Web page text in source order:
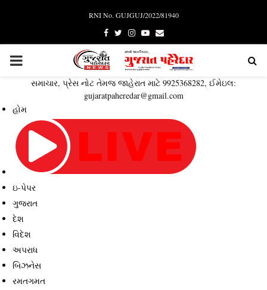
RNI No. GUJGUJ/2022/81940
Facebook
TwitterInstagram
YoutubeEmail
PRIMARY
MENU
સમાચાર, પ્રેસ નોટ તેમજ જાહેરાત માટે 9925368282, ઈમેઇલ:
gujaratpaheredar@gmail.com
હોમ
ઇ-પેપર
ગુજરાત
દેશ
વિદેશ
અપરાધ
બિઝનેસ
રમતગમત